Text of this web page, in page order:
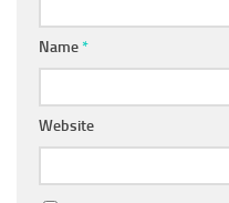
Name*
Website